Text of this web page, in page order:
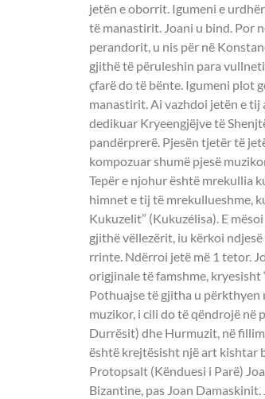
jetën e oborrit. Igumeni e
të manastirit. Joani u bind. Por
perandorit, u nis për në
gjithë të përuleshin para
çfarë do të bënte. Igumeni plot
manastirit. Ai vazhdoi jetën e tij
dedikuar Kryeengjëjve të
pandërprerë. Pjesën tjetër të
kompozuar shumë pjesë
Tepër e njohur është mrekullia
himnet e tij të mrekullueshme,
Kukuzelit” (Kukuzélisa). E
gjithë vëllezërit, iu kërkoi
rrinte. Ndërroi jetë më 1 tetor.
origjinale të famshme,
Pothuajse të gjitha u përkthyen
muzikor, i cili do të qëndrojë
Durrësit) dhe Hurmuzit, në
është krejtësisht një art kishtar
Protopsalt (Kënduesi i Parë)
Bizantine, pas Joan